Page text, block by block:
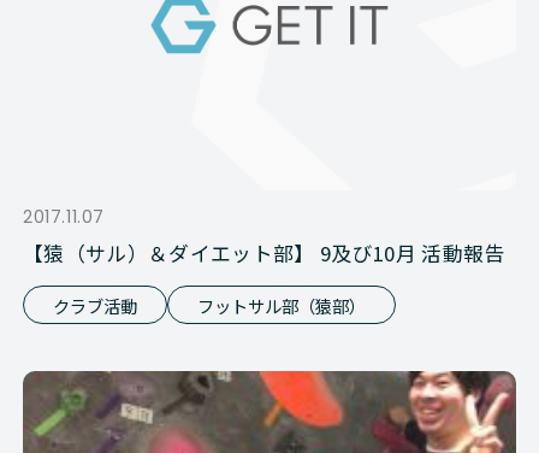
2017.11.07
【猿（サル）＆ダイエット部】 9及び10月 活動報告
クラブ活動 フットサル部（猿部）